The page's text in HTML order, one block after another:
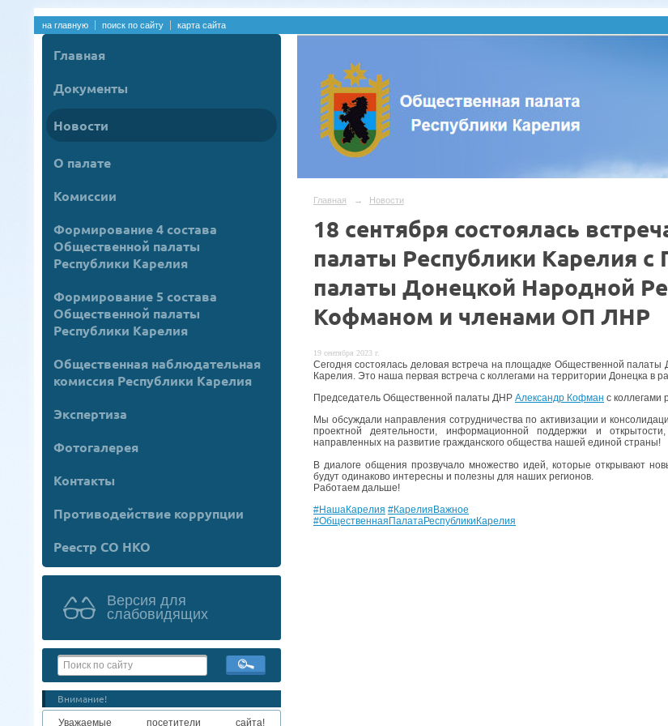
на главную поиск по сайту карта сайта
Главная
Документы
Новости
О палате
Комиссии
Формирование 4 состава
Общественной палаты
Республики Карелия
Формирование 5 состава
Общественной палаты
Республики Карелия
Общественная наблюдательная
комиссия Республики Карелия
Экспертиза
Фотогалерея
Контакты
Противодействие коррупции
Реестр СО НКО
Версия для
слабовидящих
Внимание!
Уважаемые посетители сайта!
Главная → Новости
18 сентября состоялась
палаты Республики Карелия
палаты Донецкой Народной
Кофманом и членами ОП ЛНР
19 сентября 2023 г.
Сегодня состоялась деловая встреча на площадке Общественной
Карелия. Это наша первая встреча с коллегами на территории Донецка в
Председатель Общественной палаты ДНР Александр Кофман с коллегами
Мы обсуждали направления сотрудничества по активизации и
проектной деятельности, информационной поддержки и
направленных на развитие гражданского общества нашей единой страны!
В диалоге общения прозвучало множество идей, которые открывают
будут одинаково интересны и полезны для наших регионов.
Работаем дальше!
#НашаКарелия #КарелияВажное
#ОбщественнаяПалатаРеспубликиКарелия